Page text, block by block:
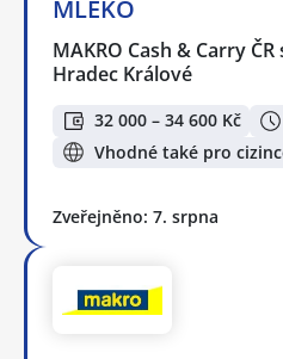
MLÉKO
MAKRO Cash & Carry ČR
Hradec Králové
32 000 – 34 600 Kč
Vhodné také pro
Zveřejněno: 7. srpna